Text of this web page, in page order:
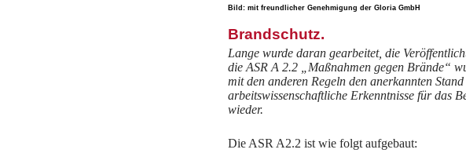
Bild: mit freundlicher Genehmigung der Gloria GmbH
Brandschutz.
Lange wurde daran gearbeitet, die
die ASR A 2.2 „Maßnahmen gegen Brände“
mit den anderen Regeln den anerkannten
arbeitswissenschaftliche Erkenntnisse für das
wieder.
Die ASR A2.2 ist wie folgt aufgebaut: